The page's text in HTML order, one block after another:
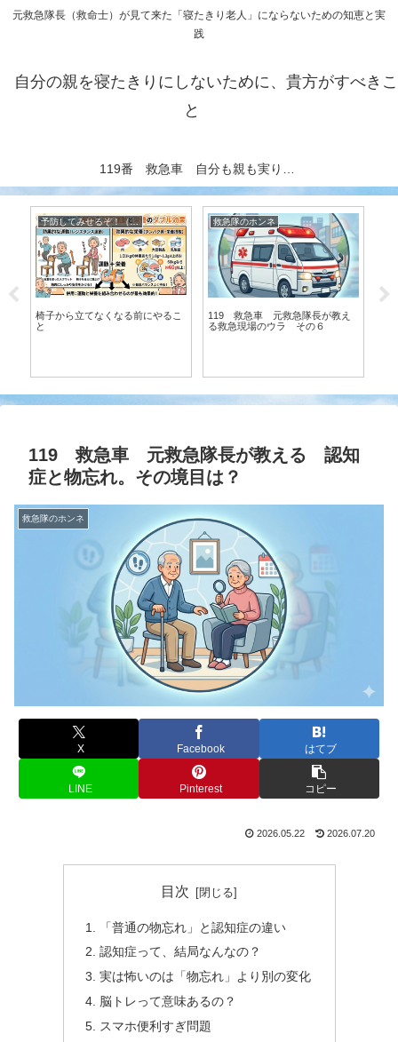
元救急隊長（救命士）が見て来た「寝たきり老人」にならないための知恵と実
践
自分の親を寝たきりにしないために、貴方がすべきこ
と
119番 救急車 自分も親も実りある老後を送る秘訣（元救急隊長執筆）
予防してみせるぞ！（寝たきり、ボケ、認知症） 元救急隊長が伝授
椅子から立てなくなる前にやるこ
と
救急隊のホンネ
119 救急車 元救急隊長が教え
る救急現場のウラ その６
119 救急車 元救急隊長が教える 認知
症と物忘れ。その境目は？
救急隊のホンネ
X Facebook はてブ
LINE Pinterest コピー
2026.05.22 2026.07.20
目次
「普通の物忘れ」と認知症の違い
認知症って、結局なんなの？
実は怖いのは「物忘れ」より別の変化
脳トレって意味あるの？
スマホ便利すぎ問題